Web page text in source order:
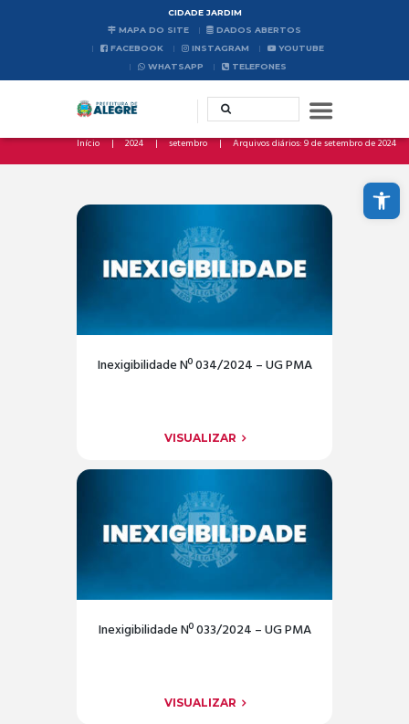
Abrir a barra de ferramentas
CIDADE JARDIM
MAPA DO SITE
DADOS ABERTOS
FACEBOOK
INSTAGRAM
YOUTUBE
WHATSAPP
TELEFONES
Início 2024 setembro Arquivos diários: 9 de setembro de 2024
Inexigibilidade Nº 034/2024 – UG PMA
VISUALIZAR
Inexigibilidade Nº 033/2024 – UG PMA
VISUALIZAR